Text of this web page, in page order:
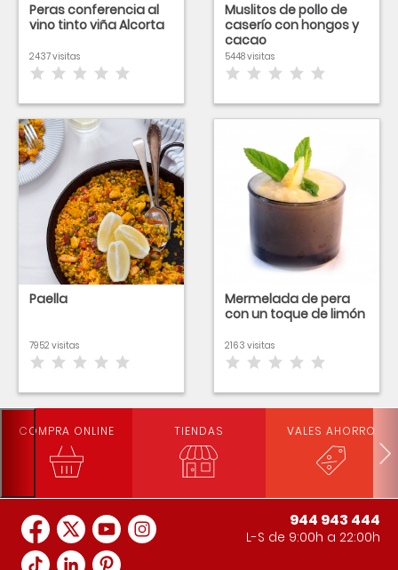
Peras conferencia al
vino tinto viña Alcorta
2437 visitas
Muslitos de pollo de
caserío con hongos y
cacao
5448 visitas
Paella
7952 visitas
Mermelada de pera
con un toque de limón
2163 visitas
COMPRA ONLINE TIENDAS VALES AHORRO
944 943 444
L-S de 9:00h a 22:00h